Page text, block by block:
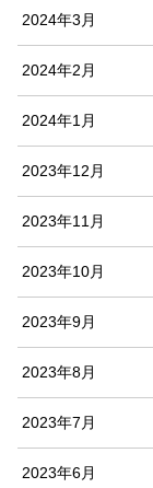
2024年3月
2024年2月
2024年1月
2023年12月
2023年11月
2023年10月
2023年9月
2023年8月
2023年7月
2023年6月